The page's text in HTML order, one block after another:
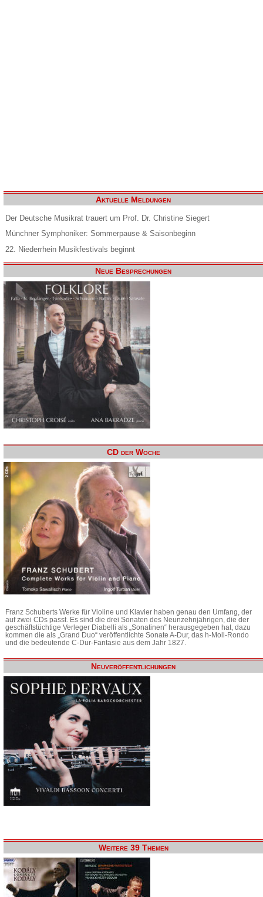
Aktuelle Meldungen
Der Deutsche Musikrat trauert um Prof. Dr. Christine Siegert
Münchner Symphoniker: Sommerpause & Saisonbeginn
22. Niederrhein Musikfestivals beginnt
Neue Besprechungen
CD der Woche
Franz Schuberts Werke für Violine und Klavier haben genau den Umfang, der
auf zwei CDs passt. Es sind die drei Sonaten des Neunzehnjährigen, die der
geschäftstüchtige Verleger Diabelli als „Sonatinen“ herausgegeben hat, dazu
kommen die als „Grand Duo“ veröffentlichte Sonate A-Dur, das h-Moll-Rondo
und die bedeutende C-Dur-Fantasie aus dem Jahr 1827.
Neuveröffentlichungen
Weitere 39 Themen